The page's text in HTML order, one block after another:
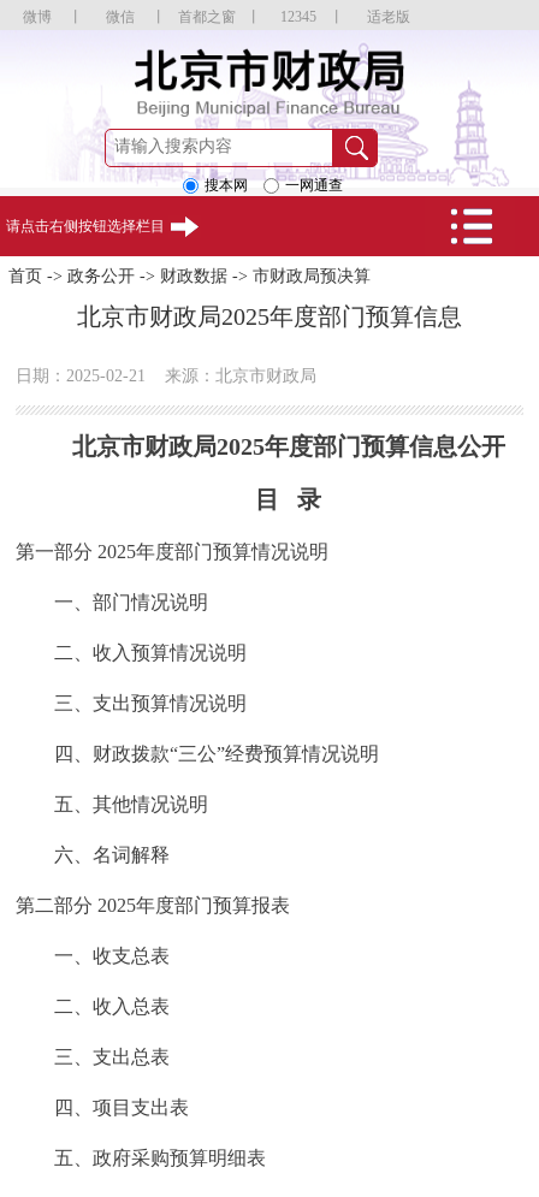
微博 微信 12345 适老版
首都之窗
搜本网 一网通查
请点击右侧按钮选择栏目
首页 -> 政务公开-> 财政数据-> 市财政局预决算
北京市财政局2025年度部门预算信息
日期：2025-02-21 来源：北京市财政局
北京市财政局2025年度部门预算信息公开
目 录
第一部分 2025年度部门预算情况说明
一、部门情况说明
二、收入预算情况说明
三、支出预算情况说明
四、财政拨款“三公”经费预算情况说明
五、其他情况说明
六、名词解释
第二部分 2025年度部门预算报表
一、收支总表
二、收入总表
三、支出总表
四、项目支出表
五、政府采购预算明细表